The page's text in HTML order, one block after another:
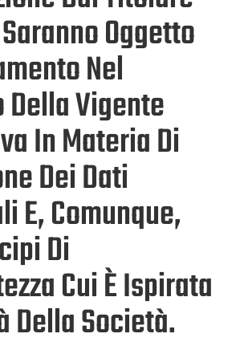
Oggetto
Nel
Vigente
In Materia Di
Dei Dati
E, Comunque,
Di
Cui È Ispirata
Della Società.